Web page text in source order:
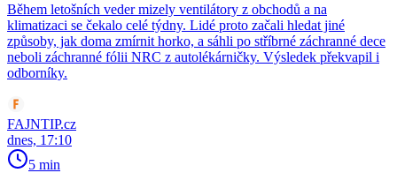
Během letošních veder mizely ventilátory z obchodů a na
klimatizaci se čekalo celé týdny. Lidé proto začali hledat jiné
způsoby, jak doma zmírnit horko, a sáhli po stříbrné záchranné dece
neboli záchranné fólii NRC z autolékárničky. Výsledek překvapil i
odborníky.
FAJNTIP.cz
dnes, 17:10
5 min